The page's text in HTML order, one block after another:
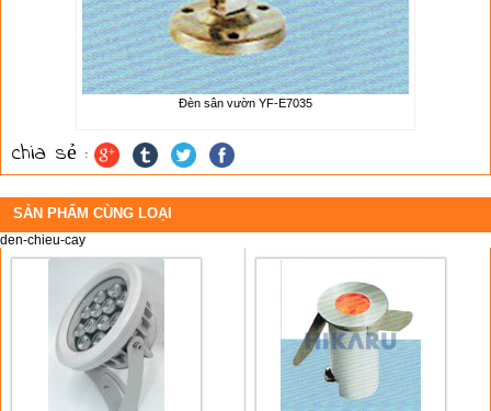
Đèn sân vườn YF-E7035
chia sẻ :
SẢN PHẨM CÙNG LOẠI
den-chieu-cay